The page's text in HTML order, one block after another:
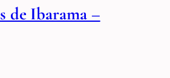
de Ibarama –